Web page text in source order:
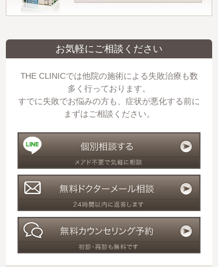
お気軽にご相談ください
THE CLINICでは他院の施術による失敗治療も数
多く行っております。
すでに失敗でお悩みの方も、症状が悪化する前に
まずはご相談ください。